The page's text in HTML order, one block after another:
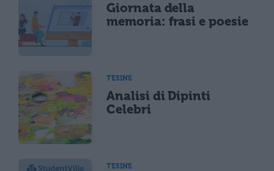
Giornata della
memoria: frasi e poesie
TESINE
Analisi di Dipinti
Celebri
TESINE